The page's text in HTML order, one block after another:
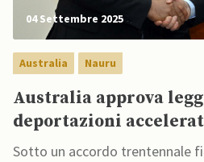
04 Settembre 2025
Australia Nauru
Australia approva
deportazioni
Pacifico
Sotto un accordo trentennale